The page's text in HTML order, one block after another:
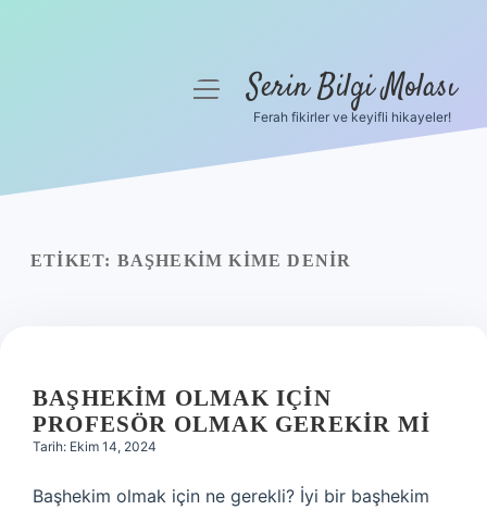
Yasal Uyarı
menüyüSerin Bilgi Molası
Ferah fikirler ve keyifli hikayeler!
ETIKET: BAŞHEKIM KIME DENIR
BAŞHEKIM OLMAK IÇIN
PROFESÖR OLMAK GEREKIR MI
Tarih: Ekim 14, 2024
Başhekim olmak için ne gerekli? İyi bir başhekim